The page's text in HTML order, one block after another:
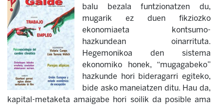
balu bezala funtzionatzen du,
mugarik ez duen fikziozko
ekonomiaeta kontsumo-
hazkundean oinarrituta.
Hegemonikoa den sistema
ekonomiko honek, “mugagabeko”
hazkunde hori bideragarri egiteko,
bide asko maneiatzen ditu. Hau da,
kapital-metaketa amaigabe hori soilik da posible ama